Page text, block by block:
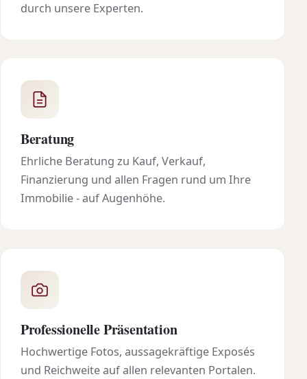
durch unsere Experten.
Beratung
Ehrliche Beratung zu Kauf, Verkauf,
Finanzierung und allen Fragen rund um Ihre
Immobilie - auf Augenhöhe.
Professionelle Präsentation
Hochwertige Fotos, aussagekräftige Exposés
und Reichweite auf allen relevanten Portalen.